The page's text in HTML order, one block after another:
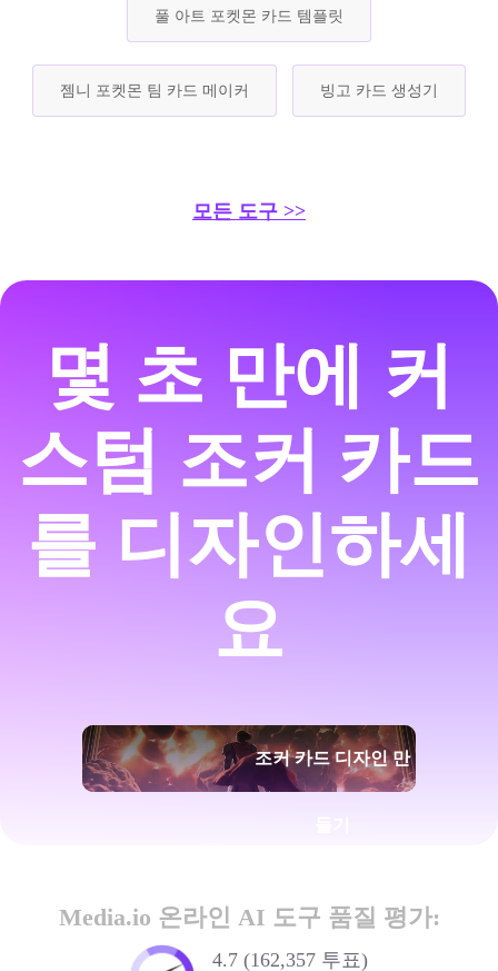
풀 아트 포켓몬 카드 템플릿
젬니 포켓몬 팀 카드 메이커 빙고 카드 생성기
모든 도구 >>
몇 초 만에 커
스텀 조커 카드
를 디자인하세
요
조커 카드 디자인 만
Media.io 온라인 AI 도구 품질 평가:
4.7 (162,357 투표)